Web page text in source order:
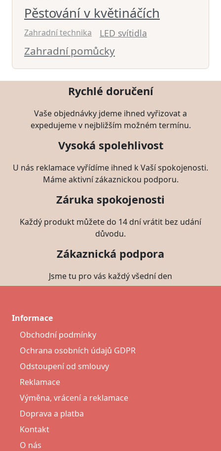
Pěstování v květináčích
Zahradní technika LED svítidla
Zahradní pomůcky
Rychlé doručení
Vaše objednávky jdeme ihned vyřizovat a
expedujeme v nejbližším možném termínu.
Vysoká spolehlivost
U nás reklamace vyřídíme ihned k Vaší spokojenosti.
Máme aktivní zákaznickou podporu.
Záruka spokojenosti
Každý produkt můžete do 14 dní vrátit bez udání
důvodu.
Zákaznická podpora
Jsme tu pro vás každý všední den
Informace
Obchodní podmínky
Ochrana osobních údajů GDPR
Odstoupení od smlouvy
Reklamace
Výměna, vrácení a reklamace
Doprava a platba
Kontakt
O nás